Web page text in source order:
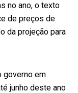
no ano, o texto
de preços de
da projeção para
governo em
junho deste ano